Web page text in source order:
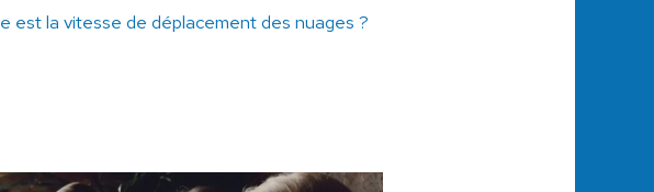
est la vitesse de déplacement des nuages ?